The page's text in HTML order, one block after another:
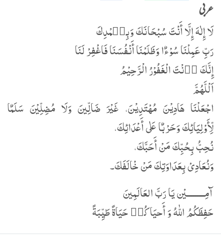
عربی
لَا إِلٰهَ إِلَّا أَنْتَ سُبْحَانَكَ وَبِح٘مْدِكَ
رَبِّ عَمِلْنَا سُوْءٌا وَظَلَمْنَا أَنْفُسَنَا فَاغْفِرْ لَنَا
إِنَّكَ ا٘نْتَ الْغَفُوْرُ الْرَّحِیْمُ
اَلْلَّهُمَّ
اجْعَلْنَا ھَادِیْنَ مُھْتَدِیْنَ، غَیْرَ ضَالِّینَ وَلَا مُضِلِّیْنَ سَلَمٌا
لِّأَوْلِیَائِكَ وَحَرْبٌا عَلٰی أَعْدَائِكَ،
نُحِبُّ بِحُبِّكَ مَنْ أَحَبَّكَ،
وَنُعَادِیْ بِعَدَاوَتِكَ مَنْ خْالَفَكَ۔
آمِـــــــــيْن يَا رَبَّ العَالَمِينَ
حَفِظَكُمُ اللّٰهُ وَ أَحيَاكُم٘ حَيَاةً طَيِّبَةً